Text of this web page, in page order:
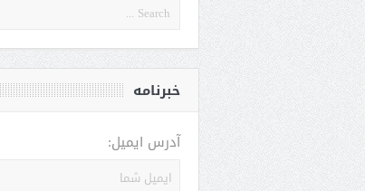
خبرنامه
آدرس ایمیل: